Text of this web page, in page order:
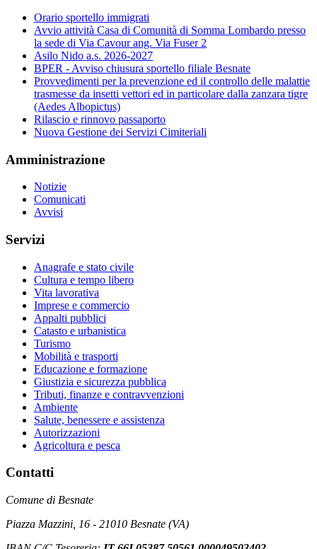
Orario sportello immigrati
Avvio attività Casa di Comunità di Somma Lombardo presso
la sede di Via Cavour ang. Via Fuser 2
Asilo Nido a.s. 2026-2027
BPER - Avviso chiusura sportello filiale Besnate
Provvedimenti per la prevenzione ed il controllo delle malattie
trasmesse da insetti vettori ed in particolare dalla zanzara tigre
(Aedes Albopictus)
Rilascio e rinnovo passaporto
Nuova Gestione dei Servizi Cimiteriali
Amministrazione
Notizie
Comunicati
Avvisi
Servizi
Anagrafe e stato civile
Cultura e tempo libero
Vita lavorativa
Imprese e commercio
Appalti pubblici
Catasto e urbanistica
Turismo
Mobilità e trasporti
Educazione e formazione
Giustizia e sicurezza pubblica
Tributi, finanze e contravvenzioni
Ambiente
Salute, benessere e assistenza
Autorizzazioni
Agricoltura e pesca
Contatti
Comune di Besnate
Piazza Mazzini, 16 - 21010 Besnate (VA)